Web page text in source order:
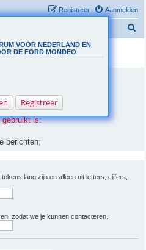
Aanmelden
Registreer
VOOR NEDERLAND EN
DE FORD MONDEO
Registreer
gebruikt is:
berichten;
lang zijn en alleen uit letters, cijfers,
zodat we je kunnen contacteren.